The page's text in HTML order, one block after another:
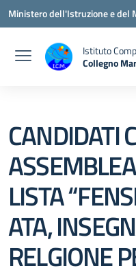
Vai ai contenuti
Vai al menu di navigazione
Vai al footer
Ministero dell'Istruzione e del
Istituto
Collegno
CANDIDATI
LISTA
ATA,
RELGIONE